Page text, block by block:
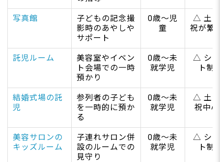
写真館
子どもの記念撮
影時のあやしや
サポート
0歳～児
童
△ 土日
祝が繁
託児ルーム
美容室やイベン
ト会場での一時
預かり
0歳～未
就学児
△ シフ
ト制
結婚式場の託
児
参列者の子ども
を一時的に預か
る
0歳～未
就学児
△ 土日
祝中心
美容サロンの
キッズルーム
子連れサロン併
設のルームでの
見守り
0歳～未
就学児
△ シフ
ト制